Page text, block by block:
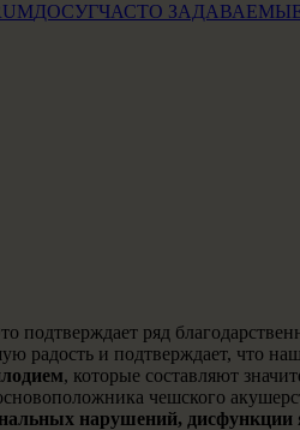
ДОСУГЧАСТО
подтверждает ряд
радость и подтверждает, что
, которые составляют
чешского
нарушений, дисфункции